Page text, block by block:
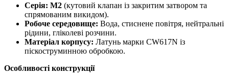
Серія: M2 (кутовий клапан із закритим затвором та
спрямованим викидом).
Робоче середовище: Вода, стиснене повітря, нейтральні
рідини, гліколеві розчини.
Матеріал корпусу: Латунь марки CW617N із
піскоструминною обробкою.
Особливості конструкції